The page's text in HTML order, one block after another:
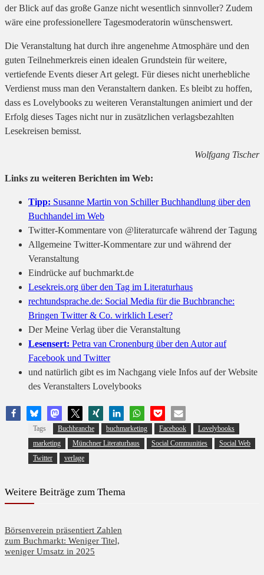
der Blick auf das große Ganze nicht wesentlich sinnvoller? Zudem
wäre eine professionellere Tagesmoderatorin wünschenswert.
Die Veranstaltung hat durch ihre angenehme Atmosphäre und den
guten Teilnehmerkreis einen idealen Grundstein für weitere,
vertiefende Events dieser Art gelegt. Für dieses nicht unerhebliche
Verdienst muss man den Veranstaltern danken. Es bleibt zu hoffen,
dass es Lovelybooks zu weiteren Veranstaltungen animiert und der
Erfolg dieses Tages nicht nur in zusätzlichen verlagsbezahlten
Lesekreisen bemisst.
Wolfgang Tischer
Links zu weiteren Berichten im Web:
Tipp: Susanne Martin von Schiller Buchhandlung über den
Buchhandel im Web
Twitter-Kommentare von @literaturcafe während der Tagung
Allgemeine Twitter-Kommentare zur und während der
Veranstaltung
Eindrücke auf buchmarkt.de
Lesekreis.org über den Tag im Literaturhaus
rechtundsprache.de: Social Media für die Buchbranche:
Bringen Twitter & Co. wirklich Leser?
Der Meine Verlag über die Veranstaltung
Lesensert: Petra van Cronenburg über den Autor auf
Facebook und Twitter
und natürlich gibt es im Nachgang viele Infos auf der Website
des Veranstalters Lovelybooks
Tags Buchbranche buchmarketing Facebook
Lovelybooks
marketing
Münchner Literaturhaus Social Communities
Social Web
Twitter
verlage
Weitere Beiträge zum Thema
Börsenverein präsentiert Zahlen
zum Buchmarkt: Weniger Titel,
weniger Umsatz in 2025